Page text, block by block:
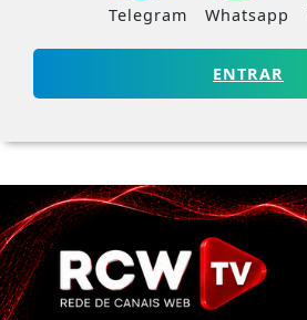
Telegram Whatsapp
ENTRAR